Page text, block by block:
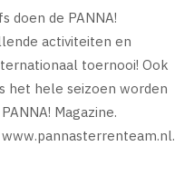
doen de PANNA!
activiteiten en
toernooi! Ook
het hele seizoen worden
Magazine.